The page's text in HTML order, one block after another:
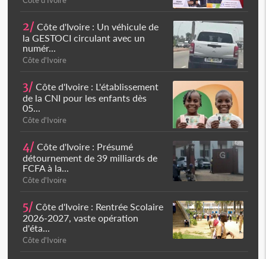
2/ Côte d'Ivoire : Un véhicule de
la GESTOCI circulant avec un
numér...
Côte d'Ivoire
3/ Côte d'Ivoire : L'établissement
de la CNI pour les enfants dès
05...
Côte d'Ivoire
4/ Côte d'Ivoire : Présumé
détournement de 39 milliards de
FCFA à la...
Côte d'Ivoire
5/ Côte d'Ivoire : Rentrée Scolaire
2026-2027, vaste opération
d'éta...
Côte d'Ivoire